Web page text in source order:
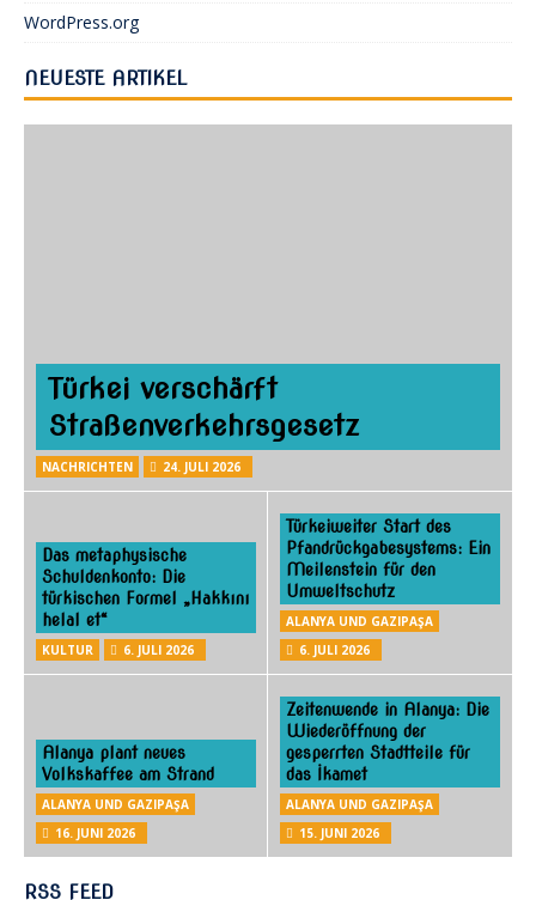
WordPress.org
NEUESTE ARTIKEL
Türkei verschärft
Straßenverkehrsgesetz
NACHRICHTEN 24. JULI 2026
Das metaphysische
Schuldenkonto: Die
türkischen Formel „Hakkını
helal et“
KULTUR 6. JULI 2026
Türkeiweiter Start des
Pfandrückgabesystems: Ein
Meilenstein für den
Umweltschutz
ALANYA UND GAZIPAŞA
6. JULI 2026
Alanya plant neues
Volkskaffee am Strand
ALANYA UND GAZIPAŞA
16. JUNI 2026
Zeitenwende in Alanya: Die
Wiederöffnung der
gesperrten Stadtteile für
das İkamet
ALANYA UND GAZIPAŞA
15. JUNI 2026
RSS FEED